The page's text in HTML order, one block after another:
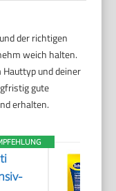
der richtigen
weich halten.
Hauttyp und deiner
gute
erhalten.